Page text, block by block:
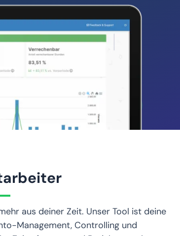
aus deiner Zeit. Unser Tool ist deine
Management, Controlling und